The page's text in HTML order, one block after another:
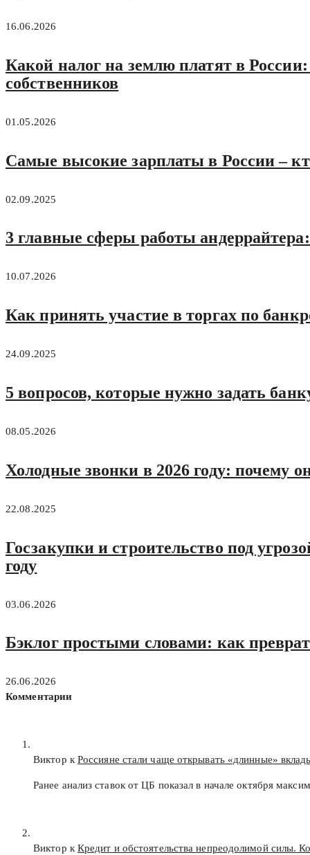
16.06.2026
Какой налог на землю платят в
собственников
01.05.2026
Самые высокие зарплаты в России –
02.09.2025
3 главные сферы работы
10.07.2026
Как принять участие в торгах по
24.09.2025
5 вопросов, которые нужно задать
08.05.2026
Холодные звонки в 2026 году: почему
22.08.2025
Госзакупки и строительство под
году
03.06.2026
Бэклог простыми словами: как
26.06.2026
Комментарии
Виктор кРоссияне стали чаще открывать «длинные»
Ранее анализ ставок от ЦБ показал в начале октября
Виктор кКредит и обстоятельства непреодолимой силы.